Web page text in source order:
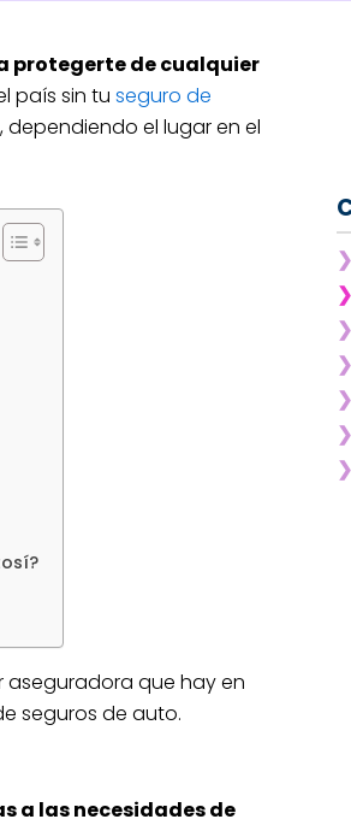
protegerte de cualquier
país sin tu seguro de
dependiendo el lugar en el
aseguradora que hay en
seguros de auto.
a las necesidades de
❯
❯
❯
❯
❯
❯
❯